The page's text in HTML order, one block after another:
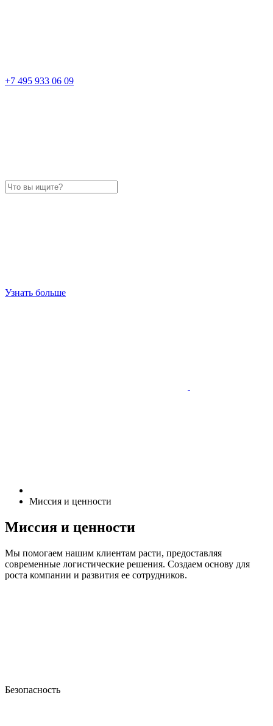
+7 495 933 06 09
Узнать больше
Миссия и ценности
Миссия и ценности
Мы помогаем нашим клиентам расти, предоставляя
современные логистические решения. Создаем основу для
роста компании и развития ее сотрудников.
Безопасность